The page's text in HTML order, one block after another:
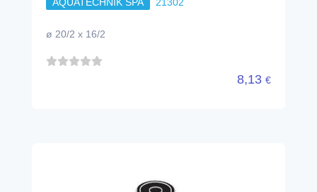
ø 20/2 x 16/2
8,13 €